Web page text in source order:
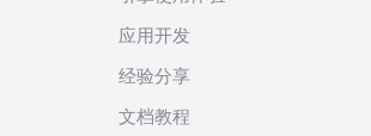
应用开发
经验分享
文档教程